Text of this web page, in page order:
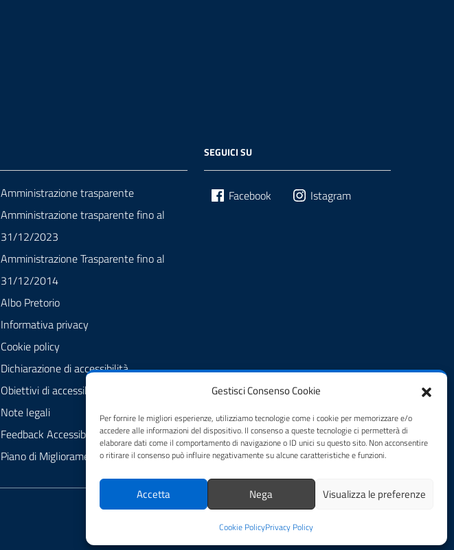
Gestisci Consenso Cookie
Per fornire le migliori esperienze, utilizziamo tecnologie come i cookie per memorizzare e/o
accedere alle informazioni del dispositivo. Il consenso a queste tecnologie ci permetterà di
elaborare dati come il comportamento di navigazione o ID unici su questo sito. Non acconsentire
o ritirare il consenso può influire negativamente su alcune caratteristiche e funzioni.
Accetta Nega Visualizza le preferenze
Cookie PolicyPrivacy Policy
Amministrazione trasparente
Amministrazione trasparente fino al
31/12/2023
Amministrazione Trasparente fino al
31/12/2014
Albo Pretorio
Informativa privacy
Cookie policy
Dichiarazione di accessibilità
Obiettivi di accessibilità
Note legali
Feedback Accessibilità
Piano di Miglioramento dei servizi
SEGUICI SU
Facebook Istagram